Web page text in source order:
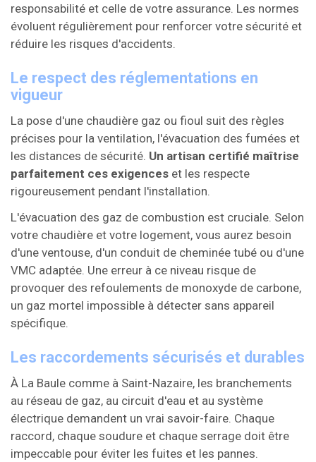
responsabilité et celle de votre assurance. Les normes
évoluent régulièrement pour renforcer votre sécurité et
réduire les risques d'accidents.
Le respect des réglementations en
vigueur
La pose d'une chaudière gaz ou fioul suit des règles
précises pour la ventilation, l'évacuation des fumées et
les distances de sécurité. Un artisan certifié maîtrise
parfaitement ces exigences et les respecte
rigoureusement pendant l'installation.
L'évacuation des gaz de combustion est cruciale. Selon
votre chaudière et votre logement, vous aurez besoin
d'une ventouse, d'un conduit de cheminée tubé ou d'une
VMC adaptée. Une erreur à ce niveau risque de
provoquer des refoulements de monoxyde de carbone,
un gaz mortel impossible à détecter sans appareil
spécifique.
Les raccordements sécurisés et durables
À La Baule comme à Saint-Nazaire, les branchements
au réseau de gaz, au circuit d'eau et au système
électrique demandent un vrai savoir-faire. Chaque
raccord, chaque soudure et chaque serrage doit être
impeccable pour éviter les fuites et les pannes.